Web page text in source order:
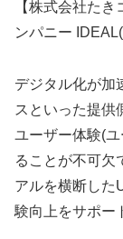
【株式会社た
ンパニー
デジタル化が加
スといった提供
ユーザー体験(
ることが不可欠
アルを横断した
験向上をサポー